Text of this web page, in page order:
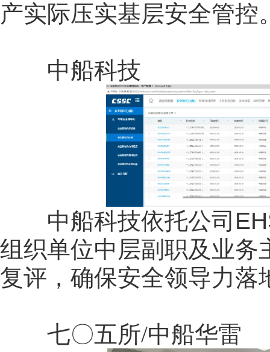
产实际压实基层安全管控
中船科技
中船科技依托公司
组织单位中层副职及业务
复评，确保安全领导力落
七〇五所/中船华雷